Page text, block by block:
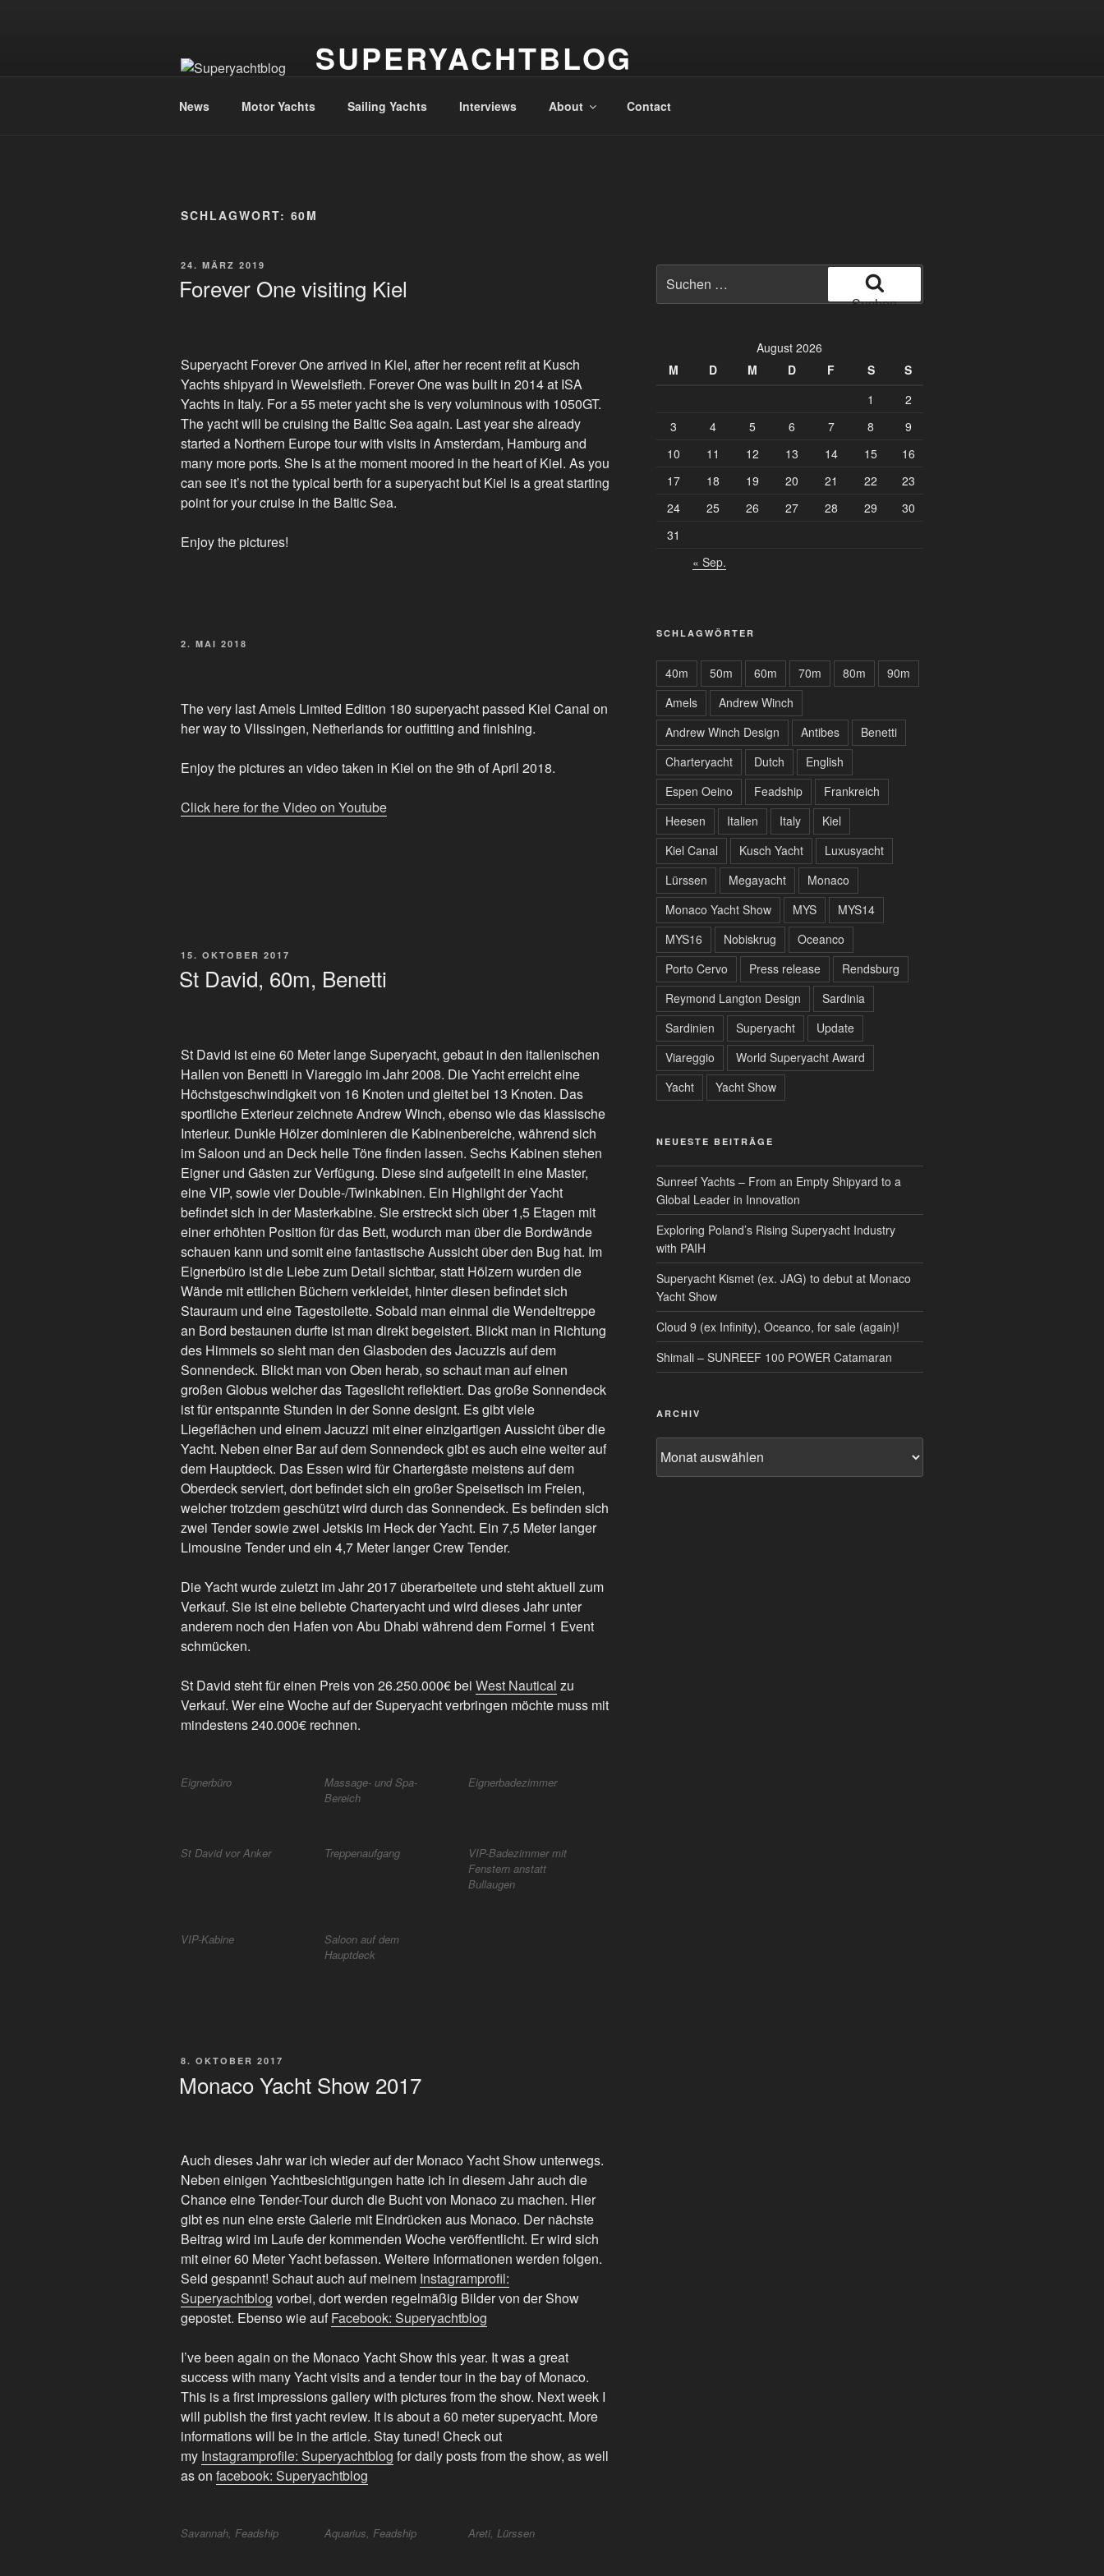
SUPERYACHTBLOG
News Motor Yachts Sailing Yachts Interviews About Contact
SCHLAGWORT: 60M
VERÖFFENTLICHT
24. MÄRZ 2019
Forever One visiting Kiel
Superyacht Forever One arrived in Kiel, after her recent refit at Kusch
Yachts shipyard in Wewelsfleth. Forever One was built in 2014 at ISA
Yachts in Italy. For a 55 meter yacht she is very voluminous with 1050GT.
The yacht will be cruising the Baltic Sea again. Last year she already
started a Northern Europe tour with visits in Amsterdam, Hamburg and
many more ports. She is at the moment moored in the heart of Kiel. As you
can see it’s not the typical berth for a superyacht but Kiel is a great starting
point for your cruise in the Baltic Sea.
Enjoy the pictures!
VERÖFFENTLICHT
2. MAI 2018
The very last Amels Limited Edition 180 superyacht passed Kiel Canal on
her way to Vlissingen, Netherlands for outfitting and finishing.
Enjoy the pictures an video taken in Kiel on the 9th of April 2018.
Click here for the Video on Youtube
VERÖFFENTLICHT
15. OKTOBER 2017
St David, 60m, Benetti
St David ist eine 60 Meter lange Superyacht, gebaut in den italienischen
Hallen von Benetti in Viareggio im Jahr 2008. Die Yacht erreicht eine
Höchstgeschwindigkeit von 16 Knoten und gleitet bei 13 Knoten. Das
sportliche Exterieur zeichnete Andrew Winch, ebenso wie das klassische
Interieur. Dunkle Hölzer dominieren die Kabinenbereiche, während sich
im Saloon und an Deck helle Töne finden lassen. Sechs Kabinen stehen
Eigner und Gästen zur Verfügung. Diese sind aufgeteilt in eine Master,
eine VIP, sowie vier Double-/Twinkabinen. Ein Highlight der Yacht
befindet sich in der Masterkabine. Sie erstreckt sich über 1,5 Etagen mit
einer erhöhten Position für das Bett, wodurch man über die Bordwände
schauen kann und somit eine fantastische Aussicht über den Bug hat. Im
Eignerbüro ist die Liebe zum Detail sichtbar, statt Hölzern wurden die
Wände mit ettlichen Büchern verkleidet, hinter diesen befindet sich
Stauraum und eine Tagestoilette. Sobald man einmal die Wendeltreppe
an Bord bestaunen durfte ist man direkt begeistert. Blickt man in Richtung
des Himmels so sieht man den Glasboden des Jacuzzis auf dem
Sonnendeck. Blickt man von Oben herab, so schaut man auf einen
großen Globus welcher das Tageslicht reflektiert. Das große Sonnendeck
ist für entspannte Stunden in der Sonne designt. Es gibt viele
Liegeflächen und einem Jacuzzi mit einer einzigartigen Aussicht über die
Yacht. Neben einer Bar auf dem Sonnendeck gibt es auch eine weiter auf
dem Hauptdeck. Das Essen wird für Chartergäste meistens auf dem
Oberdeck serviert, dort befindet sich ein großer Speisetisch im Freien,
welcher trotzdem geschützt wird durch das Sonnendeck. Es befinden sich
zwei Tender sowie zwei Jetskis im Heck der Yacht. Ein 7,5 Meter langer
Limousine Tender und ein 4,7 Meter langer Crew Tender.
Die Yacht wurde zuletzt im Jahr 2017 überarbeitete und steht aktuell zum
Verkauf. Sie ist eine beliebte Charteryacht und wird dieses Jahr unter
anderem noch den Hafen von Abu Dhabi während dem Formel 1 Event
schmücken.
St David steht für einen Preis von 26.250.000€ bei West Nautical zu
Verkauf. Wer eine Woche auf der Superyacht verbringen möchte muss mit
mindestens 240.000€ rechnen.
Eignerbüro
Massage- und Spa-
Bereich
Eignerbadezimmer
St David vor Anker Treppenaufgang
VIP-Badezimmer mit
Fenstern anstatt
Bullaugen
VIP-Kabine
Saloon auf dem
Hauptdeck
VERÖFFENTLICHT
8. OKTOBER 2017
Monaco Yacht Show 2017
Auch dieses Jahr war ich wieder auf der Monaco Yacht Show unterwegs.
Neben einigen Yachtbesichtigungen hatte ich in diesem Jahr auch die
Chance eine Tender-Tour durch die Bucht von Monaco zu machen. Hier
gibt es nun eine erste Galerie mit Eindrücken aus Monaco. Der nächste
Beitrag wird im Laufe der kommenden Woche veröffentlicht. Er wird sich
mit einer 60 Meter Yacht befassen. Weitere Informationen werden folgen.
Seid gespannt! Schaut auch auf meinem Instagramprofil:
Superyachtblog vorbei, dort werden regelmäßig Bilder von der Show
gepostet. Ebenso wie aufFacebook: Superyachtblog
I’ve been again on the Monaco Yacht Show this year. It was a great
success with many Yacht visits and a tender tour in the bay of Monaco.
This is a first impressions gallery with pictures from the show. Next week I
will publish the first yacht review. It is about a 60 meter superyacht. More
informations will be in the article. Stay tuned! Check out
my Instagramprofile: Superyachtblog for daily posts from the show, as well
as on facebook: Superyachtblog
Savannah, Feadship Aquarius, Feadship Areti, Lürssen
nach:
Suchen
August 2026
M
D M D F S
S
1
2
3
4 5 6 7 8
9
10
11 12 13 14 15
16
17
18 19 20 21 22
23
24
25 26 27 28 29
30
31
« Sep.
SCHLAGWÖRTER
40m 50m 60m 70m 80m
90m
Amels
Andrew Winch
Andrew Winch Design
Antibes
Benetti
Charteryacht
Dutch
English
Espen Oeino
Feadship
Frankreich
Heesen
Italien Italy
Kiel
Kiel Canal
Kusch Yacht
Luxusyacht
Lürssen
Megayacht
Monaco
Monaco Yacht Show
MYS
MYS14
MYS16
Nobiskrug
Oceanco
Porto Cervo
Press release
Rendsburg
Reymond Langton Design
Sardinia
Sardinien
Superyacht
Update
Viareggio
World Superyacht Award
Yacht
Yacht Show
NEUESTE BEITRÄGE
Sunreef Yachts – From an Empty Shipyard to a
Global Leader in Innovation
Exploring Poland’s Rising Superyacht Industry
with PAIH
Superyacht Kismet (ex. JAG) to debut at Monaco
Yacht Show
Cloud 9 (ex Infinity), Oceanco, for sale (again)!
Shimali – SUNREEF 100 POWER Catamaran
ARCHIV